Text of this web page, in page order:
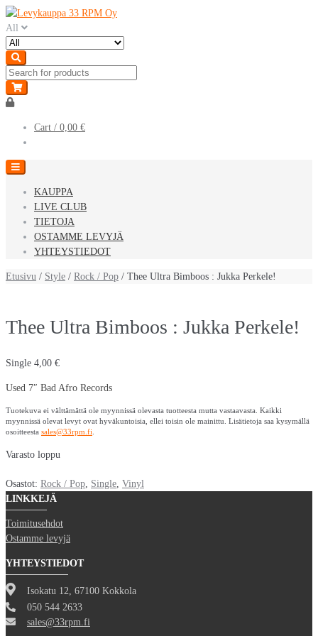
Skip
to
navigation
Skip
to
content
All
Cart / 0,00 €
KAUPPA
LIVE CLUB
TIETOJA
OSTAMME LEVYJÄ
YHTEYSTIEDOT
Etusivu / Style / Rock / Pop / Thee Ultra Bimboos : Jukka Perkele!
Thee Ultra Bimboos : Jukka Perkele!
Single 4,00 €
Used 7″ Bad Afro Records
Tuotekuva ei välttämättä ole myynnissä olevasta tuotteesta mutta vastaavasta. Kaikki
myynnissä olevat levyt ovat hyväkuntoisia, ellei toisin ole mainittu. Lisätietoja saa kysymällä
osoitteesta sales@33rpm.fi
Varasto loppu
Osastot: Rock / Pop Single Vinyl
LINKKEJÄ
Toimitusehdot
Ostamme levyjä
YHTEYSTIEDOT
Isokatu 12, 67100 Kokkola
050 544 2633
sales@33rpm.fi